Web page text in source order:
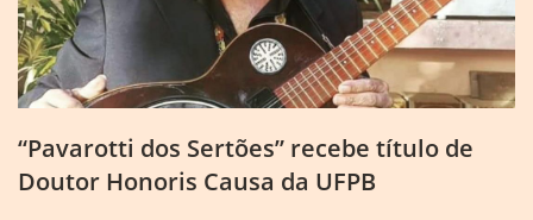
“Pavarotti dos Sertões” recebe título de
Doutor Honoris Causa da UFPB